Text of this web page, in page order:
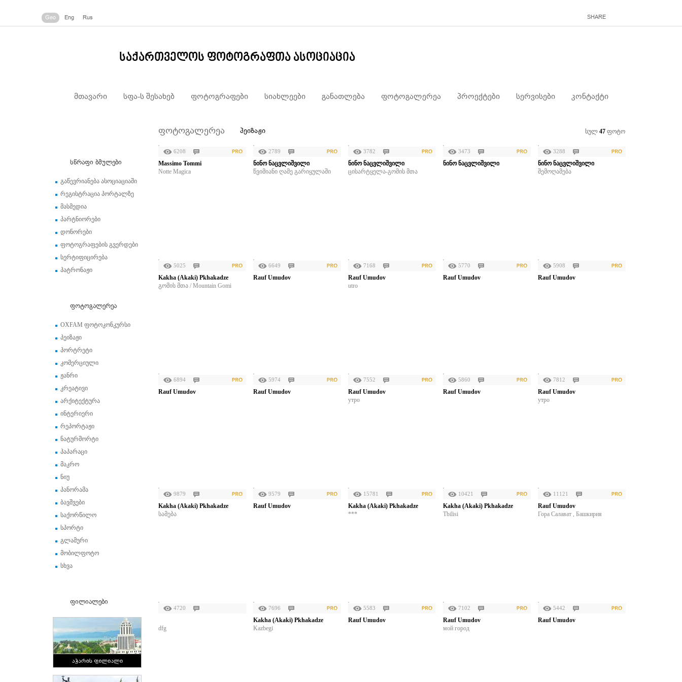
Geo Eng Rus SHARE
საქართველოს ფოტოგრაფთა ასოციაცია
მთავარი სფა-ს შესახებ ფოტოგრაფები სიახლეები განათლება ფოტოგალერეა პროექტები სერვისები კონტაქტი
სწრაფი ბმულები
გაწევრიანება ასოციაციაში
რეგისტრაცია პორტალზე
მასმედია
პარტნიორები
დონორები
ფოტოგრაფების გვერდები
სერტიფიცირება
პატრონაჟი
ფოტოგალერეა
OXFAM ფოტოკონკურსი
პეიზაჟი
პორტრეტი
კომერციული
ჟანრი
კრეატივი
არქიტექტურა
ინტერიერი
რეპორტაჟი
ნატურმორტი
პაპარაცი
მაკრო
ნიუ
პანორამა
ბავშვები
საქორწილო
სპორტი
გლამური
მობილფოტო
სხვა
ფილიალები
ფოტოგალერეა პეიზაჟი სულ 47 ფოტო
6208
Massimo Tommi
Notte Magica
2789
ნინო ნაცვლიშვილი
წვიმიანი ღამე გარიყულაში
3782
ნინო ნაცვლიშვილი
ცისარტყელა-გომის მთა
3473
ნინო ნაცვლიშვილი
3288
ნინო ნაცვლიშვილი
შემოღამება
5025
Kakha (Akaki) Pkhakadze
გომის მთა / Mountain Gomi
6649
Rauf Umudov
7168
Rauf Umudov
utro
5770
Rauf Umudov
5908
Rauf Umudov
6894
Rauf Umudov
5974
Rauf Umudov
7552
Rauf Umudov
утро
5860
Rauf Umudov
7812
Rauf Umudov
утро
9879
Kakha (Akaki) Pkhakadze
სამება
9579
Rauf Umudov
15781
Kakha (Akaki) Pkhakadze
***
10421
Kakha (Akaki) Pkhakadze
Tbilisi
11121
Rauf Umudov
Гора Салават , Башкирия
4720
dfg
7696
Kakha (Akaki) Pkhakadze
Kazbegi
5583
Rauf Umudov
7102
Rauf Umudov
мой город
5442
Rauf Umudov